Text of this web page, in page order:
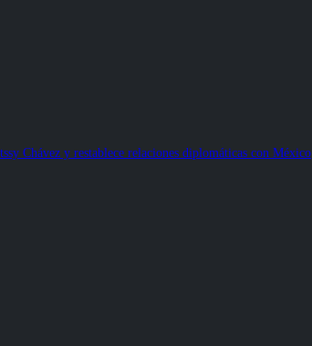
Chávez y restablece relaciones diplomáticas con México